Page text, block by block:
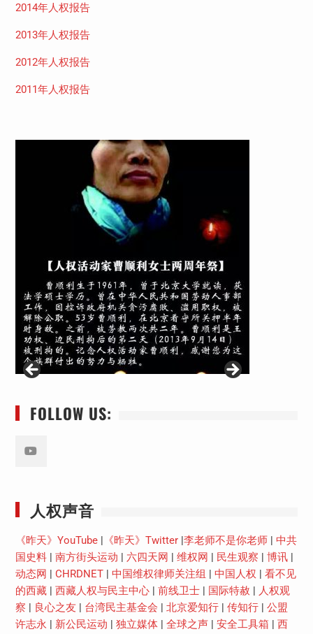
2014年人权报告
2013年人权报告
2012年人权报告
2011年人权报告
FOLLOW US:
人权声音
《昨天》YouTube| 《昨天》Twitter|李老师不是你老师| 中共
国史料| 南方街头运动 | 六四天网 | 维权网 | 民生观察 | 博讯|
动态网 | CHRDNET| 中国维权律师关注组 | 中国人权 | 看不见
的西藏| 西藏人权与民主中心| 前线卫士| 国际特赦 | 人权观
察 | 良心之友 | 台湾民主基金会 | 北京爱知行| 传知行| 公盟
许志永 | 新公民运动 | 独立媒体| 全球之声| 安全工具箱 | 西